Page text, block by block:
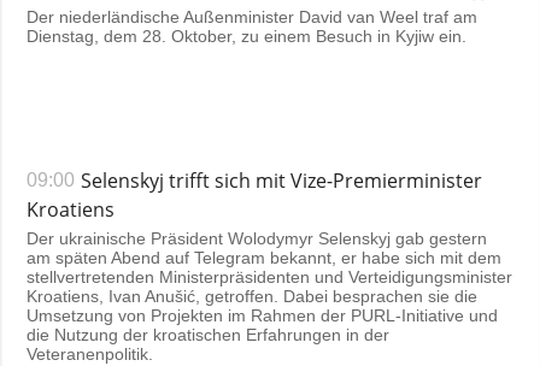
Der niederländische Außenminister David van Weel traf am
Dienstag, dem 28. Oktober, zu einem Besuch in Kyjiw ein.
09:00 Selenskyj trifft sich mit Vize-Premierminister
Kroatiens
Der ukrainische Präsident Wolodymyr Selenskyj gab gestern
am späten Abend auf Telegram bekannt, er habe sich mit dem
stellvertretenden Ministerpräsidenten und Verteidigungsminister
Kroatiens, Ivan Anušić, getroffen. Dabei besprachen sie die
Umsetzung von Projekten im Rahmen der PURL-Initiative und
die Nutzung der kroatischen Erfahrungen in der
Veteranenpolitik.